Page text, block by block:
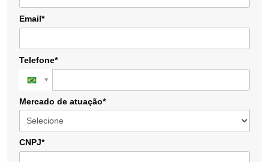
Email*
Telefone*
Mercado de atuação*
CNPJ*